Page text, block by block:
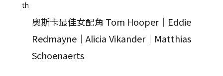
th
奧斯卡最佳女配角 Tom Hooper｜Eddie
Redmayne｜Alicia Vikander｜Matthias
Schoenaerts